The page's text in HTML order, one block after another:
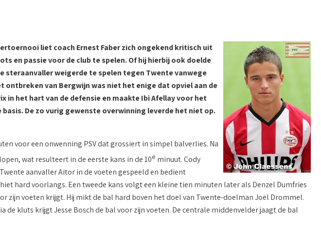
liet coach Ernest Faber zich ongekend kritisch uit
en passie voor de club te spelen. Of hij hierbij ook doelde
steraanvaller weigerde te spelen tegen Twente vanwege
ontbreken van Bergwijn was niet het enige dat opviel aan de
in het hart van de defensie en maakte Ibi Afellay voor het
De zo vurig gewenste overwinning leverde het niet op.
voor een onwenning PSV dat grossiert in simpel balverlies. Na
wat resulteert in de eerste kans in de 10e minuut. Cody
aanvaller Aitor in de voeten gespeeld en bedient
hard voorlangs. Een tweede kans volgt een kleine tien minuten later als Denzel Dumfries
zijn voeten krijgt. Hij mikt de bal hard boven het doel van Twente-doelman Joël Drommel.
de kluts krijgt Jesse Bosch de bal voor zijn voeten. De centrale middenvelder jaagt de bal